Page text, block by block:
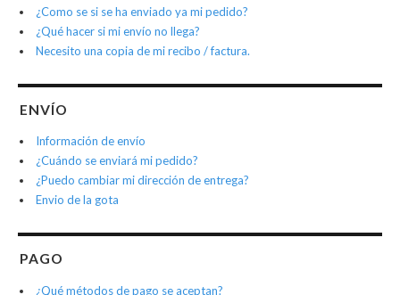
¿Como se si se ha enviado ya mi pedido?
¿Qué hacer si mi envío no llega?
Necesito una copia de mi recibo / factura.
ENVÍO
Información de envío
¿Cuándo se enviará mi pedido?
¿Puedo cambiar mi dirección de entrega?
Envio de la gota
PAGO
¿Qué métodos de pago se aceptan?